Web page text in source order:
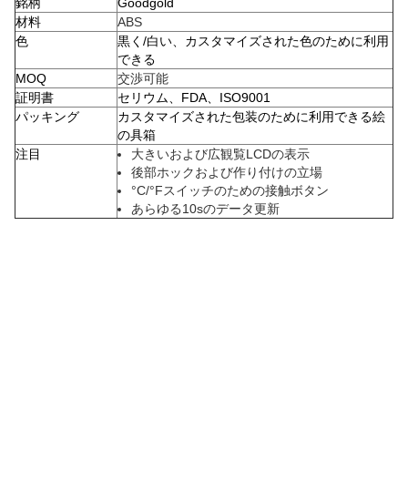
材料
ABS
色
黒く/白い、カスタマイズされた色のために利用
できる
MOQ
交渉可能
証明書
セリウム、FDA、ISO9001
パッキング
カスタマイズされた包装のために利用できる絵
の具箱
注目
大きいおよび広観覧LCDの表示
後部ホックおよび作り付けの立場
°C/°Fスイッチのための接触ボタン
あらゆる10sのデータ更新